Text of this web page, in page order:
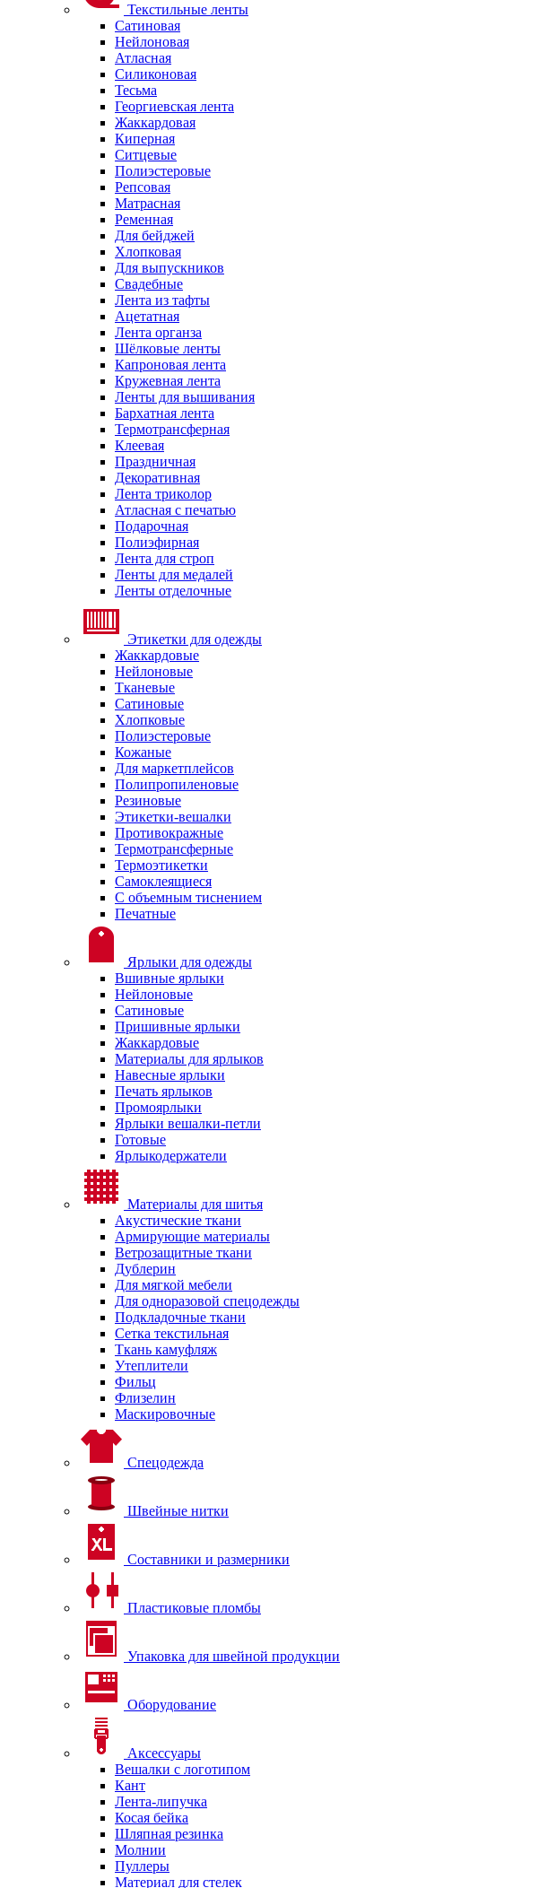
Текстильные ленты
Сатиновая
Нейлоновая
Атласная
Силиконовая
Тесьма
Георгиевская лента
Жаккардовая
Киперная
Ситцевые
Полиэстеровые
Репсовая
Матрасная
Ременная
Для бейджей
Хлопковая
Для выпускников
Свадебные
Лента из тафты
Ацетатная
Лента органза
Шёлковые ленты
Капроновая лента
Кружевная лента
Ленты для вышивания
Бархатная лента
Термотрансферная
Клеевая
Праздничная
Декоративная
Лента триколор
Атласная с печатью
Подарочная
Полиэфирная
Лента для строп
Ленты для медалей
Ленты отделочные
Этикетки для одежды
Жаккардовые
Нейлоновые
Тканевые
Сатиновые
Хлопковые
Полиэстеровые
Кожаные
Для маркетплейсов
Полипропиленовые
Резиновые
Этикетки-вешалки
Противокражные
Термотрансферные
Термоэтикетки
Самоклеящиеся
С объемным тиснением
Печатные
Ярлыки для одежды
Вшивные ярлыки
Нейлоновые
Сатиновые
Пришивные ярлыки
Жаккардовые
Материалы для ярлыков
Навесные ярлыки
Печать ярлыков
Промоярлыки
Ярлыки вешалки-петли
Готовые
Ярлыкодержатели
Материалы для шитья
Акустические ткани
Армирующие материалы
Ветрозащитные ткани
Дублерин
Для мягкой мебели
Для одноразовой спецодежды
Подкладочные ткани
Сетка текстильная
Ткань камуфляж
Утеплители
Фильц
Флизелин
Маскировочные
Спецодежда
Швейные нитки
Составники и размерники
Пластиковые пломбы
Упаковка для швейной продукции
Оборудование
Аксессуары
Вешалки с логотипом
Кант
Лента-липучка
Косая бейка
Шляпная резинка
Молнии
Пуллеры
Материал для стелек